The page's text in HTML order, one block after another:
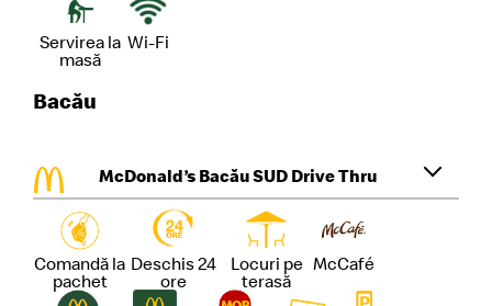
Servirea la
masă
Wi-Fi
Bacău
McDonald’s Bacău SUD Drive Thru
Comandă la
pachet
Deschis 24
ore
Locuri pe
terasă
McCafé